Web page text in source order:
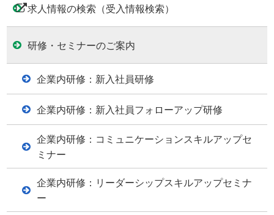
求人情報の検索（受入情報検索）
研修・セミナーのご案内
企業内研修：新入社員研修
企業内研修：新入社員フォローアップ研修
企業内研修：コミュニケーションスキルアップセ
ミナー
企業内研修：リーダーシップスキルアップセミナ
ー